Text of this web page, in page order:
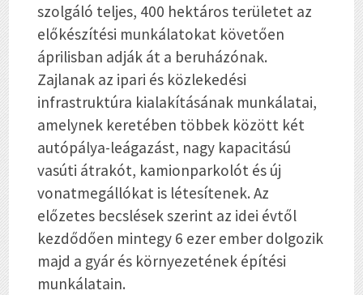
szolgáló teljes, 400 hektáros területet az
előkészítési munkálatokat követően
áprilisban adják át a beruházónak.
Zajlanak az ipari és közlekedési
infrastruktúra kialakításának munkálatai,
amelynek keretében többek között két
autópálya-leágazást, nagy kapacitású
vasúti átrakót, kamionparkolót és új
vonatmegállókat is létesítenek. Az
előzetes becslések szerint az idei évtől
kezdődően mintegy 6 ezer ember dolgozik
majd a gyár és környezetének építési
munkálatain.